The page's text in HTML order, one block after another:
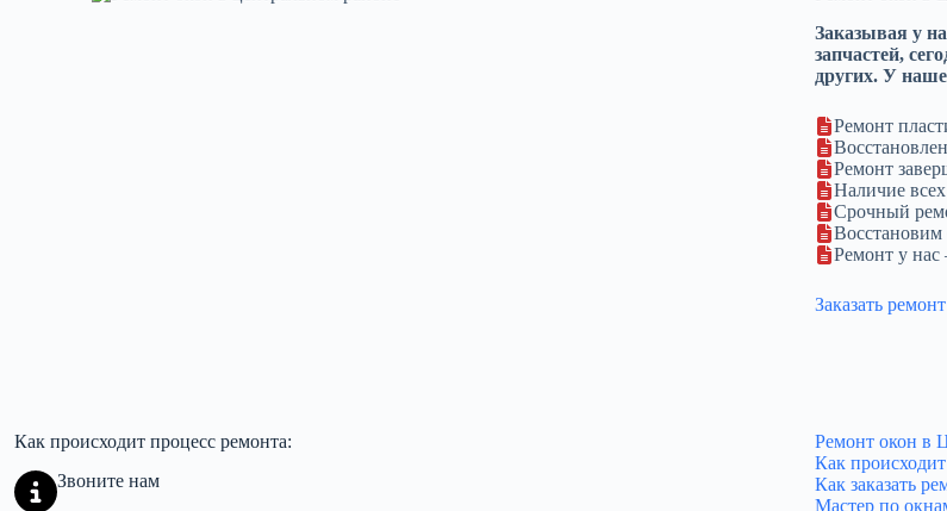
Заказывая у
запчастей,
других. У
Ремонт
Ремонт
Наличие
Срочный
Восстановим
Ремонт у
Заказать ремонт
Как происходит процесс ремонта:
Звоните нам
Ремонт окон в
Как
Как заказать
Мастер по